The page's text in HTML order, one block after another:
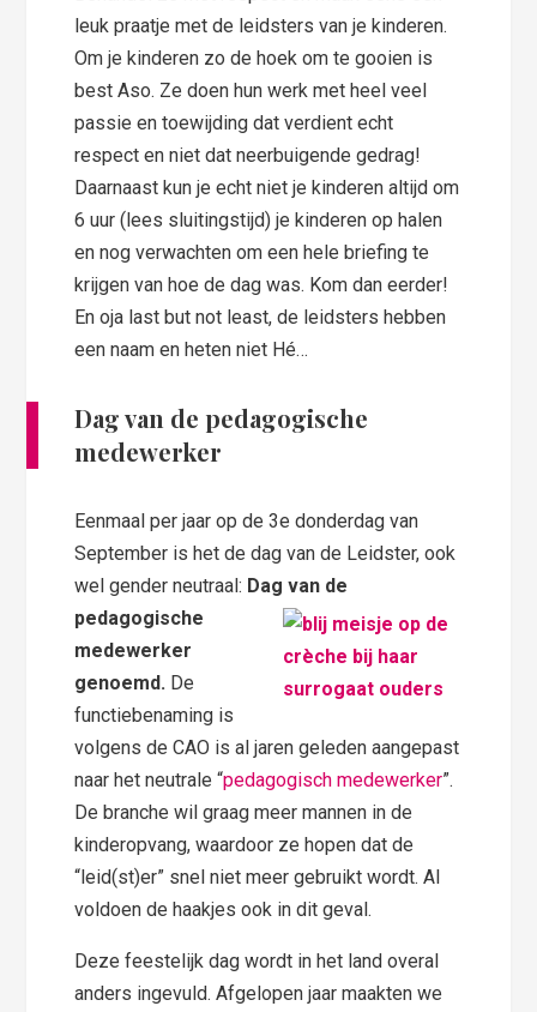
leuk praatje met de leidsters van je kinderen.
Om je kinderen zo de hoek om te gooien is
best Aso. Ze doen hun werk met heel veel
passie en toewijding dat verdient echt
respect en niet dat neerbuigende gedrag!
Daarnaast kun je echt niet je kinderen altijd om
6 uur (lees sluitingstijd) je kinderen op halen
en nog verwachten om een hele briefing te
krijgen van hoe de dag was. Kom dan eerder!
En oja last but not least, de leidsters hebben
een naam en heten niet Hé…
Dag van de pedagogische
medewerker
Eenmaal per jaar op de 3e donderdag van
September is het de dag van de Leidster, ook
wel gender neutraal: Dag van de
pedagogische
medewerker
genoemd. De
functiebenaming is
volgens de CAO is al jaren geleden aangepast
naar het neutrale “pedagogisch medewerker”.
De branche wil graag meer mannen in de
kinderopvang, waardoor ze hopen dat de
“leid(st)er” snel niet meer gebruikt wordt. Al
voldoen de haakjes ook in dit geval.
Deze feestelijk dag wordt in het land overal
anders ingevuld. Afgelopen jaar maakten we